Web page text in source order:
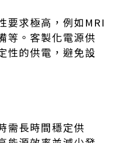
要求極高，例如MRI
等。客製化電源供
性的供電，避免設
需長時間穩定供